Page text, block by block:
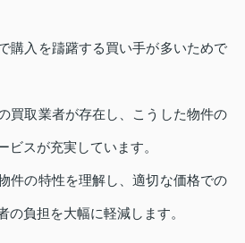
購入を躊躇する買い手が多いためで
買取業者が存在し、こうした物件の
ビスが充実しています。
件の特性を理解し、適切な価格での
の負担を大幅に軽減します。